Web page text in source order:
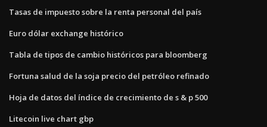
Tasas de impuesto sobre la renta personal del país
Euro dólar exchange histórico
Tabla de tipos de cambio históricos para bloomberg
Fortuna salud de la soja precio del petróleo refinado
Hoja de datos del índice de crecimiento de s & p 500
Litecoin live chart gbp